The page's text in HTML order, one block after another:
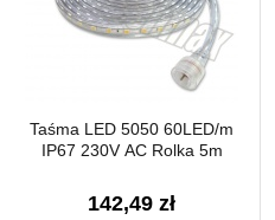
Taśma LED 5050 60LED/m
IP67 230V AC Rolka 5m
142,49 zł